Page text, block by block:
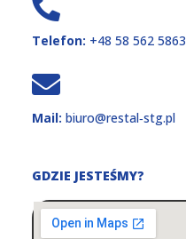
Telefon: +48 58 562 5863
Mail: biuro@restal‑stg.pl
GDZIE JESTEŚMY?